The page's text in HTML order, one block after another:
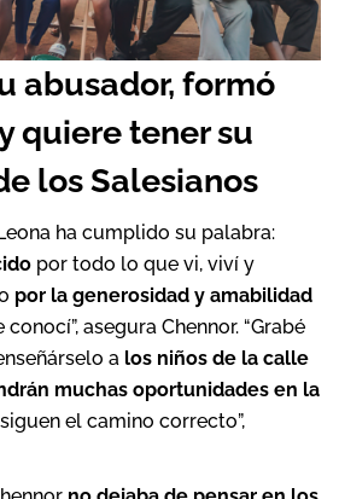
abusador, formó
quiere tener su
los Salesianos
ha cumplido su palabra:
por todo lo que vi, viví y
por la generosidad y amabilidad
asegura Chennor. “Grabé
a los niños de la calle
muchas oportunidades en la
el camino correcto”,